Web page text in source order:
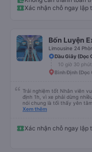
tình hỗ trợ hỏi đón trả cực bao
có bánh nước, khăn lạnh.
Xác nhận chỗ ngay lập
Bốn Luyện
Limousine 24
Dầu Giây (Dọc
10 giờ 30 phút
Bình Định (Dọc
Trải nghiệm tốt Nhân viên
định 1h, vì xe phải dừng
nói chung là tối thấy yên
hộ và giới thiệu cho người
Xem thêm
Xác nhận chỗ ngay lập